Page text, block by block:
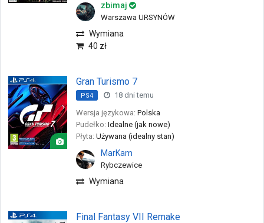
zbimaj
Warszawa URSYNÓW
Wymiana
40 zł
Gran Turismo 7
PS4
18 dni temu
Wersja językowa: Polska
Pudełko: Idealne (jak nowe)
Płyta: Używana (idealny stan)
MarKam
Rybczewice
Wymiana
Final Fantasy VII Remake